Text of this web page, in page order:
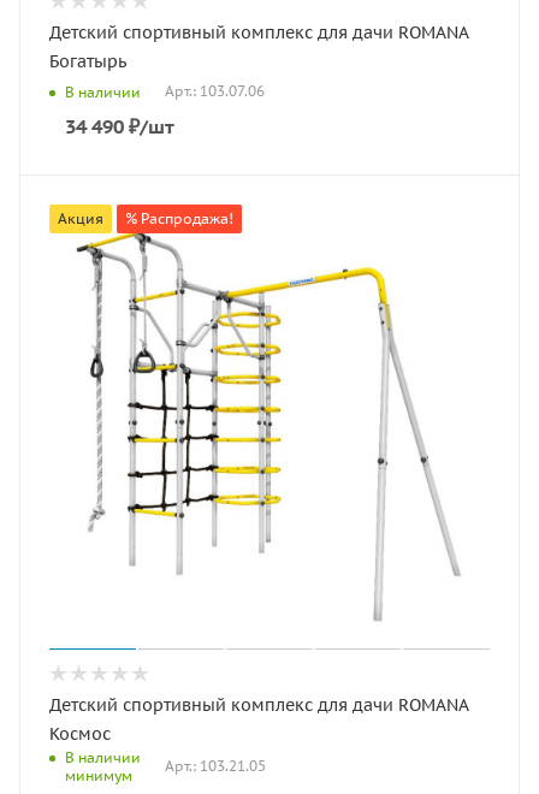
Детский спортивный комплекс для дачи ROMANA
Богатырь
В наличии Арт.: 103.07.06
34 490 ₽/шт
Акция % Распродажа!
Детский спортивный комплекс для дачи ROMANA
Космос
В наличии
минимум
Арт.: 103.21.05